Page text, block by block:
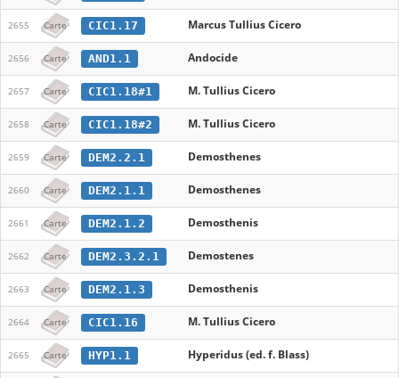
2655 Carte CIC1.17 Marcus Tullius Cicero
2656 Carte AND1.1 Andocide
2657 Carte CIC1.18#1 M. Tullius Cicero
2658 Carte CIC1.18#2 M. Tullius Cicero
2659 Carte DEM2.2.1 Demosthenes
2660 Carte DEM2.1.1 Demosthenes
2661 Carte DEM2.1.2 Demosthenis
2662 Carte DEM2.3.2.1 Demostenes
2663 Carte DEM2.1.3 Demosthenis
2664 Carte CIC1.16 M. Tullius Cicero
2665 Carte HYP1.1 Hyperidus (ed. f. Blass)